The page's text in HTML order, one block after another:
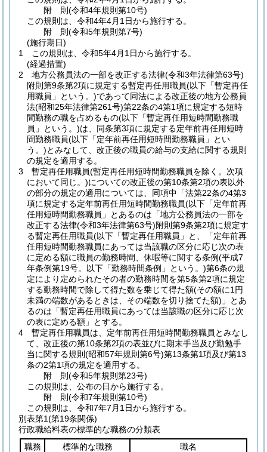
附 則(令和4年規則第10号)
この規則は、令和4年4月1日から施行する。
附 則(令和5年規則第7号)
(施行期日)
1
この規則は、令和5年4月1日から施行する。
(経過措置)
2
地方公務員法の一部を改正する法律(令和3年法律第63号)
附則第9条第2項に規定する暫定再任用職員(以下「暫定再任
用職員」という。)であって同法による改正後の地方公務員
法(昭和25年法律第261号)第22条の4第1項に規定する短時
間勤務の職を占めるもの(以下「暫定再任用短時間勤務職
員」という。)は、同条第3項に規定する定年前再任用短時
間勤務職員(以下「定年前再任用短時間勤務職員」とい
う。)とみなして、改正後の職員の給与の支給に関する規則
の規定を適用する。
3
暫定再任用職員(暫定再任用短時間勤務職員を除く。次項
において同じ。)についての改正後の第10条第2項の表以外
の部分の規定の適用については、同項中「法第22条の4第3
項に規定する定年前再任用短時間勤務職員(以下「定年前再
任用短時間勤務職員」とあるのは「地方公務員法の一部を
改正する法律(令和3年法律第63号)附則第9条第2項に規定す
る暫定再任用職員(以下「暫定再任用職員」と、「定年前再
任用短時間勤務職員にあっては当該職の区分に応じ次の表
に定める額に職員の勤務時間、休暇等に関する条例(平成7
年条例第19号。以下「勤務時間条例」という。)第6条の規
定により定められたその者の勤務時間を第5条第2項に規定
する勤務時間で除して得た数を乗じて得た額(その額に1円
未満の端数があるときは、その端数を切り捨てた額) 」とあ
るのは「暫定再任用職員にあっては当該職の区分に応じ次
の表に定める額」とする。
4
暫定再任用職員は、定年前再任用短時間勤務職員とみなし
て、改正後の第10条第2項の表並びに期末手当及び勤勉手
当に関する規則 (昭和57年規則第6号)第13条第1項及び第13
条の2第1項の規定を適用する。
附 則(令和5年規則第23号)
この規則は、公布の日から施行する。
附 則(令和7年規則第10号)
この規則は、令和7年7月1日から施行する。
別表第1(第19条関係)
行政職給料表の標準的な職務の分類表
職務
標準的な職務 職名